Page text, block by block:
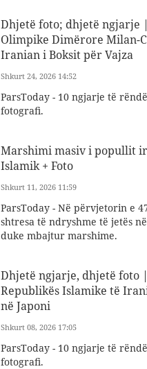
Dhjetë foto; dhjetë ngjarje
Olimpike Dimërore Milan-
Iranian i Boksit për Vajza
Shkurt 24, 2026 14:52
ParsToday - 10 ngjarje të
fotografi.
Marshimi masiv i popullit
Islamik + Foto
Shkurt 11, 2026 11:59
ParsToday - Në përvjetorin e
shtresa të ndryshme të jetës
duke mbajtur marshime.
Dhjetë ngjarje, dhjetë foto
Republikës Islamike të
në Japoni
Shkurt 08, 2026 17:05
ParsToday - 10 ngjarje të
fotografi.